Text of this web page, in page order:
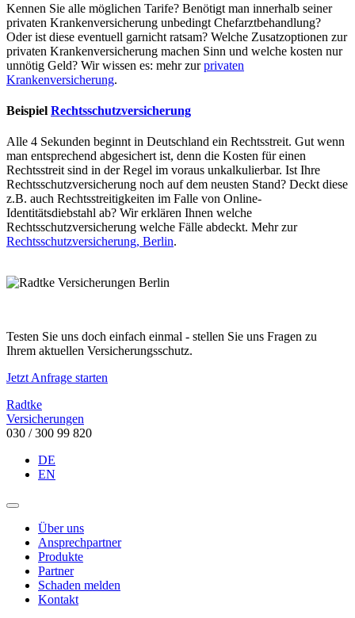
Kennen Sie alle möglichen Tarife? Benötigt man innerhalb seiner
privaten Krankenversicherung unbedingt Chefarztbehandlung?
Oder ist diese eventuell garnicht ratsam? Welche Zusatzoptionen zur
privaten Krankenversicherung machen Sinn und welche kosten nur
unnötig Geld? Wir wissen es: mehr zurprivaten
Krankenversicherung.
Beispiel Rechtsschutzversicherung
Alle 4 Sekunden beginnt in Deutschland ein Rechtsstreit. Gut wenn
man entsprechend abgesichert ist, denn die Kosten für einen
Rechtsstreit sind in der Regel im voraus unkalkulierbar. Ist Ihre
Rechtsschutzversicherung noch auf dem neusten Stand? Deckt diese
z.B. auch Rechtsstreitigkeiten im Falle von Online-
Identitätsdiebstahl ab? Wir erklären Ihnen welche
Rechtsschutzversicherung welche Fälle abdeckt. Mehr zur
Rechtsschutzversicherung, Berlin.
Testen Sie uns doch einfach einmal - stellen Sie uns Fragen zu
Ihrem aktuellen Versicherungsschutz.
Jetzt Anfrage starten
Radtke
Versicherungen
030 / 300 99 820
DE
EN
Über uns
Ansprechpartner
Produkte
Partner
Schaden melden
Kontakt